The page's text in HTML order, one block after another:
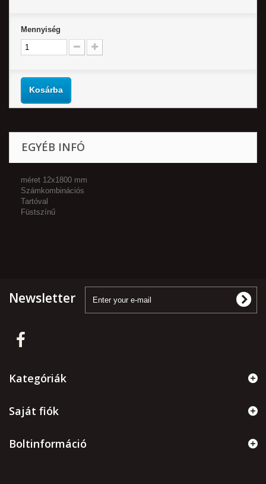
Mennyiség
Kosárba
EGYÉB INFÓ
méret 12x1800 mm
Számkombinációs
Tartóval
Füstszínű
Newsletter
Kategóriák
Saját fiók
Boltinformáció